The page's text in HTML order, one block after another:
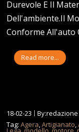
Durevole E Il
Dell'ambiente.Il
Conforme All'auto
Read more...
18-02-23
By:redazione
Tag:Agera,Artigianato,